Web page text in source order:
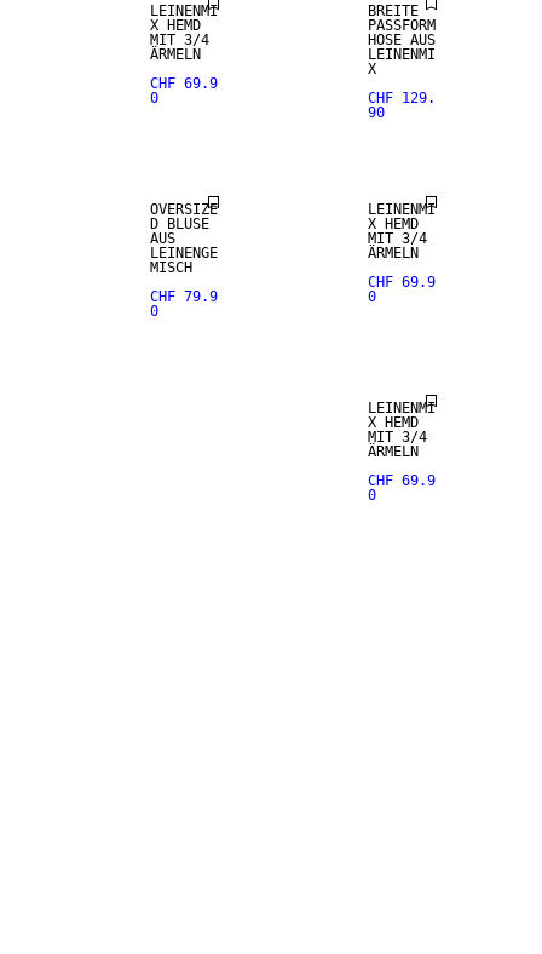
LEINENMI
X HEMD
MIT 3/4
ÄRMELN
CHF 69.9
0
BREITE
PASSFORM
HOSE AUS
LEINENMI
X
CHF 129.
90
OVERSIZE
D BLUSE
AUS
LEINENGE
MISCH
CHF 79.9
0
LEINENMI
X HEMD
MIT 3/4
ÄRMELN
CHF 69.9
0
LEINENMI
X HEMD
MIT 3/4
ÄRMELN
CHF 69.9
0